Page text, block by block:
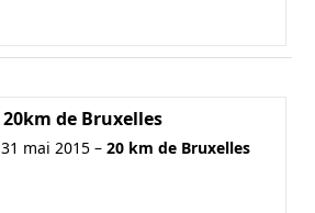
20km de Bruxelles
31 mai 2015 – 20 km de Bruxelles